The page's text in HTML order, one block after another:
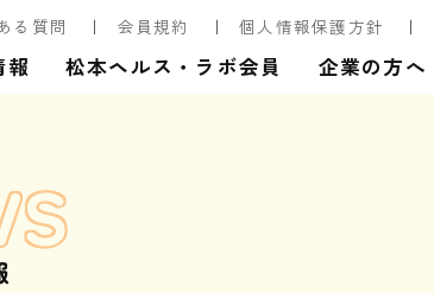
る質問 会員規約 個人情報保護方針
報 松本ヘルス・ラボ会員 企業の方へ